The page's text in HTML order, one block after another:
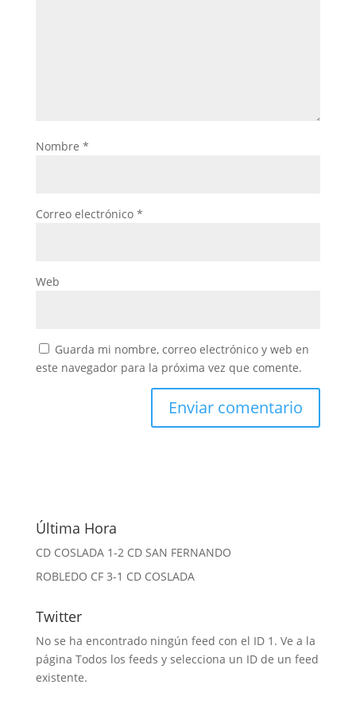
Nombre *
Correo electrónico *
Web
Guarda mi nombre, correo electrónico y web en
este navegador para la próxima vez que comente.
Última Hora
CD COSLADA 1-2 CD SAN FERNANDO
ROBLEDO CF 3-1 CD COSLADA
Twitter
No se ha encontrado ningún feed con el ID 1. Ve a la
página Todos los feeds y selecciona un ID de un feed
existente.